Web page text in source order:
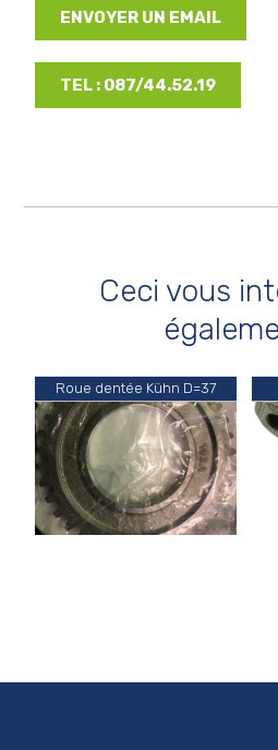
ENVOYER UN EMAIL
TEL : 087/44.52.19
Ceci vous
Roue dentée Kühn D=37